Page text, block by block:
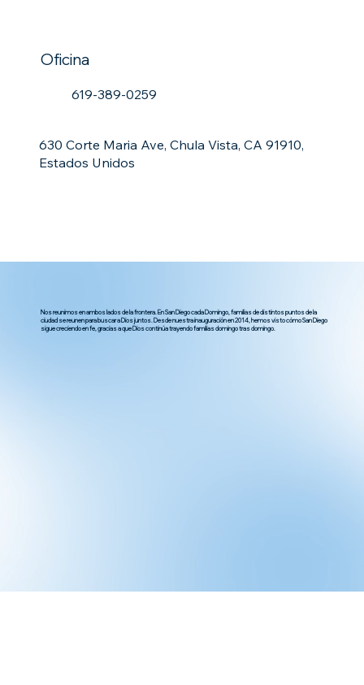
Oficina
619-389-0259
630 Corte Maria Ave, Chula Vista, CA 91910,
Estados Unidos
Nos reunimos en ambos lados de la frontera. En San Diego cada Domingo, familias de distintos puntos de la
ciudad se reunen para buscar a Dios juntos. Desde nuestra inauguración en 2014, hemos visto cómo San Diego
sigue creciendo en fe, gracias a que Dios continúa trayendo familias domingo tras domingo.